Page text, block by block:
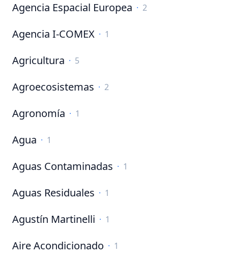
Agencia Espacial Europea · 2
Agencia I-COMEX · 1
Agricultura · 5
Agroecosistemas · 2
Agronomía · 1
Agua · 1
Aguas Contaminadas · 1
Aguas Residuales · 1
Agustín Martinelli · 1
Aire Acondicionado · 1